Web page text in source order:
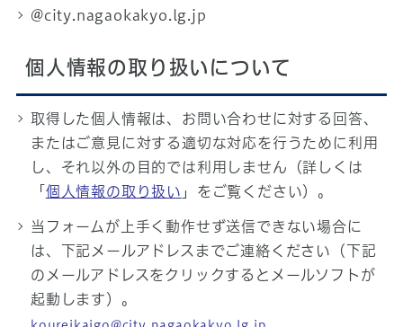
@city.nagaokakyo.lg.jp
個人情報の取り扱いについて
取得した個人情報は、お問い合わせに対する回答、
またはご意見に対する適切な対応を行うために利用
し、それ以外の目的では利用しません（詳しくは
「 個人情報の取り扱い 」をご覧ください）。
当フォームが上手く動作せず送信できない場合に
は、下記メールアドレスまでご連絡ください（下記
のメールアドレスをクリックするとメールソフトが
起動します）。